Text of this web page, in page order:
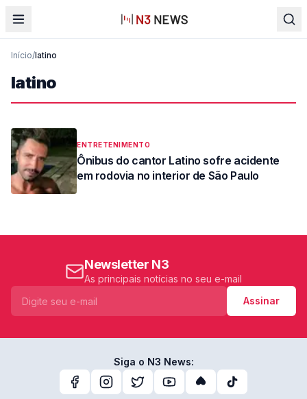
Início/latino
latino
ENTRETENIMENTO
Ônibus do cantor Latino sofre acidente
em rodovia no interior de São Paulo
Newsletter N3
As principais notícias no seu e-mail
Assinar
Siga o N3 News: